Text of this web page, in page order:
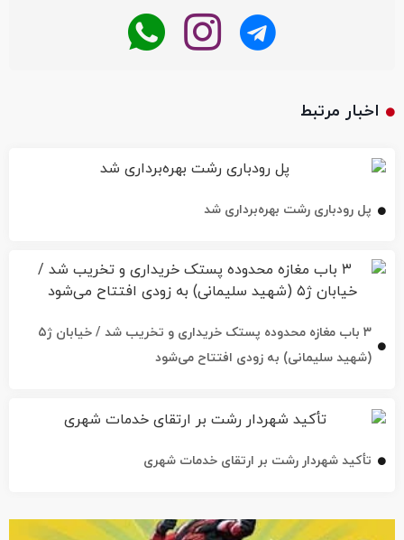
اخبار مرتبط
پل رودباری رشت بهره‌برداری شد
۳ باب مغازه محدوده پستک خریداری و تخریب شد / خیابان ژ۵
(شهید سلیمانی) به زودی افتتاح می‌شود
تأکید شهردار رشت بر ارتقای خدمات شهری